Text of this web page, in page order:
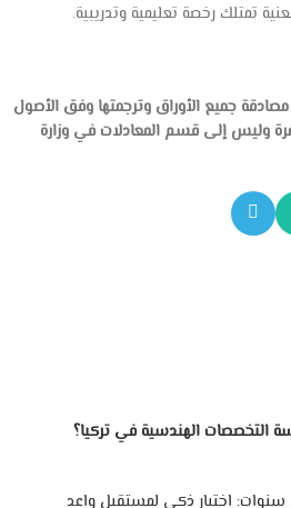
جميع الأوراق وترجمتها وفق الأصول
وليس إلى قسم المعادلات في وزارة
التخصصات الهندسية في تركيا؟